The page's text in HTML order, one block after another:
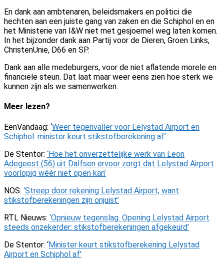
En dank aan ambtenaren, beleidsmakers en politici die
hechten aan een juiste gang van zaken en die Schiphol en en
het Ministerie van I&W niet met gesjoemel weg laten komen.
In het bijzonder dank aan Partij voor de Dieren, Groen Links,
ChristenUnie, D66 en SP.
Dank aan alle medeburgers, voor de niet aflatende morele en
financiele steun. Dat laat maar weer eens zien hoe sterk we
kunnen zijn als we samenwerken.
Meer lezen?
EenVandaag: ‘Weer tegenvaller voor Lelystad Airport en
Schiphol: minister keurt stikstofberekening af’
De Stentor: ‘Hoe het onverzettelijke werk van Leon
Adegeest (56) uit Dalfsen ervoor zorgt dat Lelystad Airport
voorlopig wéér niet open kan’
NOS: ‘Streep door rekening Lelystad Airport, want
stikstofberekeningen zijn onjuist’
RTL Nieuws: ‘Opnieuw tegenslag. Opening Lelystad Airport
steeds onzekerder: stikstofberekeningen afgekeurd’
De Stentor: ‘Minister keurt stikstofberekening Lelystad
Airport en Schiphol af’